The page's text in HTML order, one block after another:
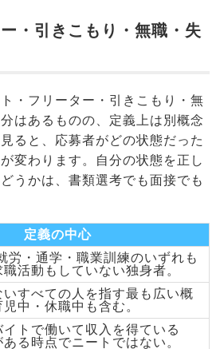
・引きこもり・無職・失
・フリーター・引きこもり・無
はあるものの、定義上は別概念
ると、応募者がどの状態だった
変わります。自分の状態を正し
うかは、書類選考でも面接でも
定義の中心
労・通学・職業訓練のいずれも
活動もしていない独身者。
すべての人を指す最も広い概
中・休職中も含む。
トで働いて収入を得ている
る時点でニートではない。